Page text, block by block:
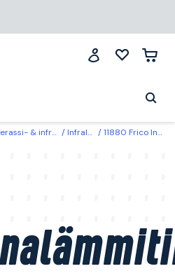
& infralämmittimet Infralämmittimet 11880 Frico Infrapunalämmitin 2000W, 60°, IPX4